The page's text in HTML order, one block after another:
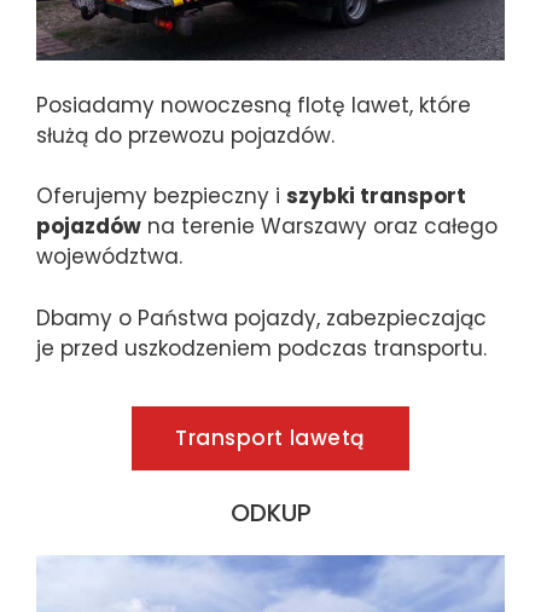
Posiadamy nowoczesną flotę lawet, które
służą do przewozu pojazdów.
Oferujemy bezpieczny i szybki transport
pojazdów na terenie Warszawy oraz całego
województwa.
Dbamy o Państwa pojazdy, zabezpieczając
je przed uszkodzeniem podczas transportu.
Transport lawetą
ODKUP